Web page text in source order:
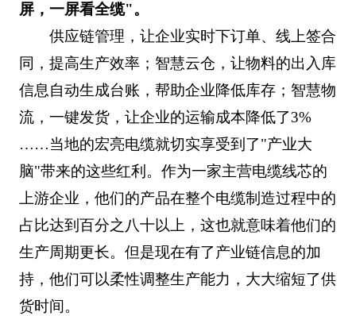
屏，一屏看全缆"。
供应链管理，让企业实时下订单、线上签合
同，提高生产效率；智慧云仓，让物料的出入库
信息自动生成台账，帮助企业降低库存；智慧物
流，一键发货，让企业的运输成本降低了3%
……当地的宏亮电缆就切实享受到了"产业大
脑"带来的这些红利。作为一家主营电缆线芯的
上游企业，他们的产品在整个电缆制造过程中的
占比达到百分之八十以上，这也就意味着他们的
生产周期更长。但是现在有了产业链信息的加
持，他们可以柔性调整生产能力，大大缩短了供
货时间。